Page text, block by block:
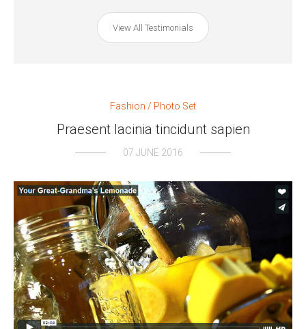
View All Testimonials
Fashion / Photo Set
Praesent lacinia tincidunt sapien
07 JUNE 2016